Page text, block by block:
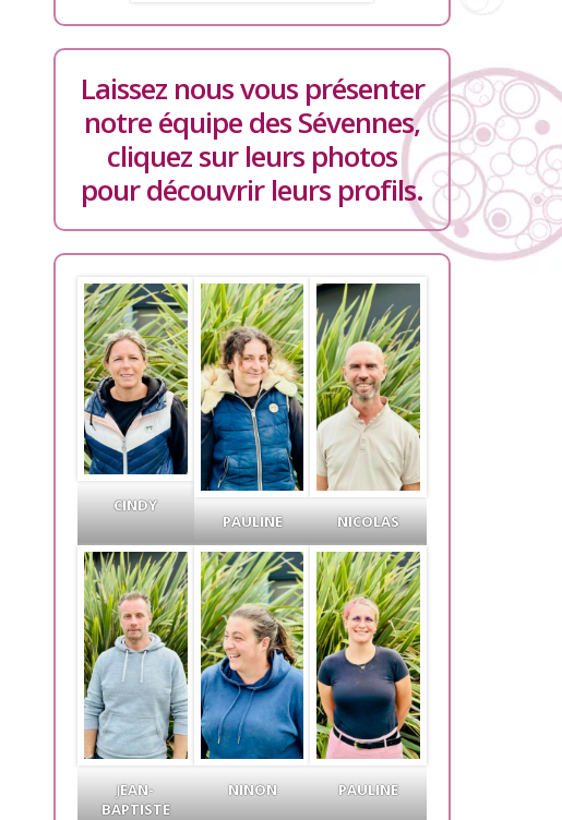
Laissez nous vous présenter
notre équipe des Sévennes,
cliquez sur leurs photos
pour découvrir leurs profils.
CINDY
PAULINE
NICOLAS
JEAN-
BAPTISTE
NINON PAULINE